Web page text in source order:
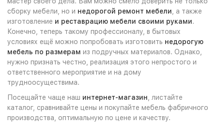
сборку мебели, но и недорогой ремонт мебели , а также
изготовление и реставрацию мебели своими руками.
Конечно, теперь такому профессионалу, в бытовых
условиях ещё можно попробовать изготовить недорогую
мебель по размерам из подручных материалов. Однако,
нужно признать честно, реализация этого непростого и
ответственного мероприятие и на дому
трудноосуществима.
Посещайте чаще наш интернет-магазин , листайте
каталог, сравнивайте цены и покупайте мебель фабричного
производства, оптимальную по цене и качеству.